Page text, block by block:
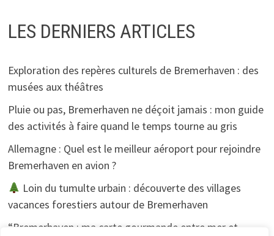
LES DERNIERS ARTICLES
Exploration des repères culturels de Bremerhaven : des
musées aux théâtres
Pluie ou pas, Bremerhaven ne déçoit jamais : mon guide
des activités à faire quand le temps tourne au gris
Allemagne : Quel est le meilleur aéroport pour rejoindre
Bremerhaven en avion ?
Loin du tumulte urbain : découverte des villages
vacances forestiers autour de Bremerhaven
“Bremerhaven : ma carte gourmande entre mer et